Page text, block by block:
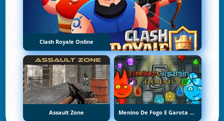
Clash Royale Online
Assault Zone Menino De Fogo E Garota De Água 5: Elementos